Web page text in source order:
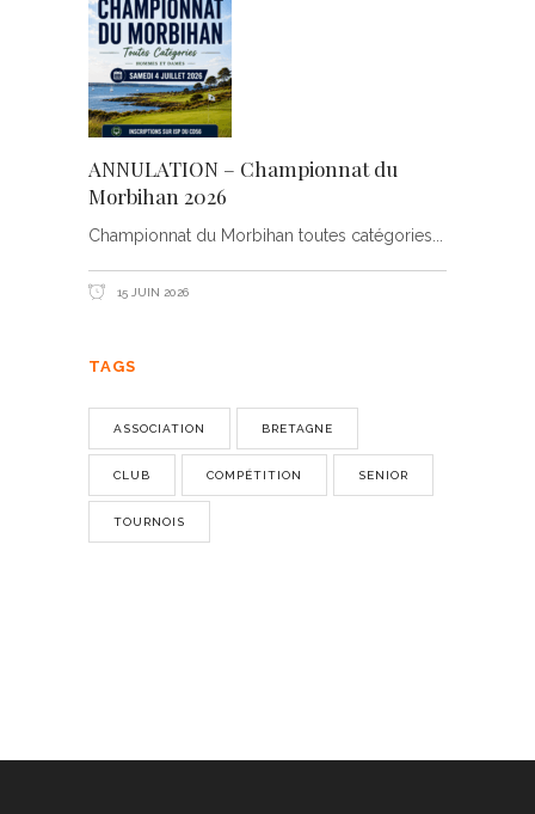
ANNULATION – Championnat du
Morbihan 2026
Championnat du Morbihan toutes catégories
15 JUIN 2026
TAGS
ASSOCIATION BRETAGNE
CLUB COMPÉTITION SENIOR
TOURNOIS